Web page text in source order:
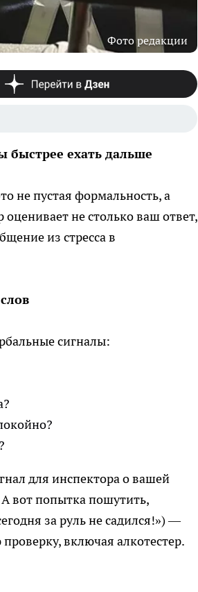
Фото редакции
быстрее ехать дальше
не пустая формальность, а
не столько ваш ответ,
из стресса в
сигналы:
для инспектора о вашей
А вот попытка пошутить,
за руль не садился!») —
включая алкотестер.